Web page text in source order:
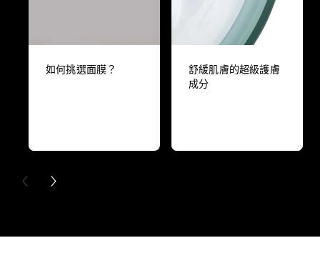
如何挑選面膜？
舒緩肌膚的超級護膚
成分
PREVIOUS CARD
NEXT CARD